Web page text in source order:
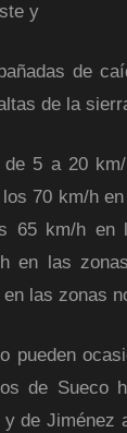
y
de
de la
de 5 a 20
70 km/h
65 km/h en
en las
las zonas
pueden
de Sueco
de Jiménez